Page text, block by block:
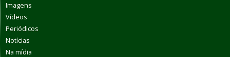
Imagens
Vídeos
Periódicos
Notícias
Na mídia